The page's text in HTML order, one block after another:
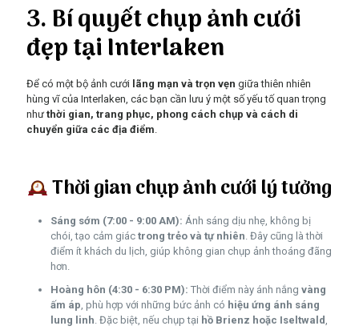
3. Bí quyết chụp ảnh cưới
đẹp tại Interlaken
Để có một bộ ảnh cưới lãng mạn và trọn vẹn giữa thiên nhiên
hùng vĩ của Interlaken, các bạn cần lưu ý một số yếu tố quan trọng
như thời gian, trang phục, phong cách chụp và cách di
chuyển giữa các địa điểm.
Thời gian chụp ảnh cưới lý tưởng
Sáng sớm (7:00 - 9:00 AM): Ánh sáng dịu nhẹ, không bị
chói, tạo cảm giác trong trẻo và tự nhiên . Đây cũng là thời
điểm ít khách du lịch, giúp không gian chụp ảnh thoáng đãng
hơn.
Hoàng hôn (4:30 - 6:30 PM): Thời điểm này ánh nắng vàng
ấm áp , phù hợp với những bức ảnh có hiệu ứng ánh sáng
lung linh . Đặc biệt, nếu chụp tại hồ Brienz hoặc Iseltwald